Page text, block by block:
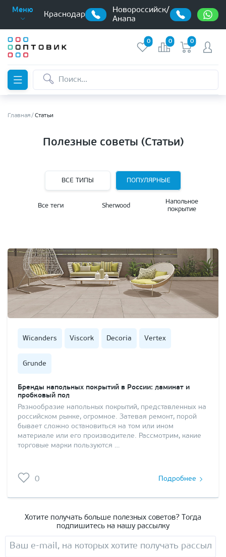
Меню
Краснодар
Новороссийск/
Анапа
0 0 0
Главная Статьи
Полезные советы (Статьи)
ВСЕ ТИПЫ ПОПУЛЯРНЫЕ
Все теги Sherwood
Напольное
покрытие
Wicanders Viscork Decoria Vertex
Grunde
Бренды напольных покрытий в России: ламинат и
пробковый пол
Разнообразие напольных покрытий, представленных на
российском рынке, огромное. Затевая ремонт, порой
бывает сложно остановиться на том или ином
материале или его производителе. Рассмотрим, какие
торговые марки пользуются …
0 Подробнее
Хотите получать больше полезных советов? Тогда
подпишитесь на нашу рассылку